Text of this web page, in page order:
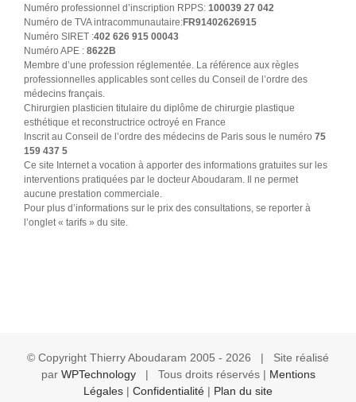
Numéro professionnel d’inscription RPPS: 100039 27 042
Numéro de TVA intracommunautaire:FR91402626915
Numéro SIRET :402 626 915 00043
Numéro APE : 8622B
Membre d’une profession réglementée. La référence aux règles
professionnelles applicables sont celles du Conseil de l’ordre des
médecins français.
Chirurgien plasticien titulaire du diplôme de chirurgie plastique
esthétique et reconstructrice octroyé en France
Inscrit au Conseil de l’ordre des médecins de Paris sous le numéro 75
159 437 5
Ce site Internet a vocation à apporter des informations gratuites sur les
interventions pratiquées par le docteur Aboudaram. Il ne permet
aucune prestation commerciale.
Pour plus d’informations sur le prix des consultations, se reporter à
l’onglet « tarifs » du site.
© Copyright Thierry Aboudaram 2005 - 2026 | Site réalisé
par WPTechnology| Tous droits réservés | Mentions
Légales | Confidentialité | Plan du site